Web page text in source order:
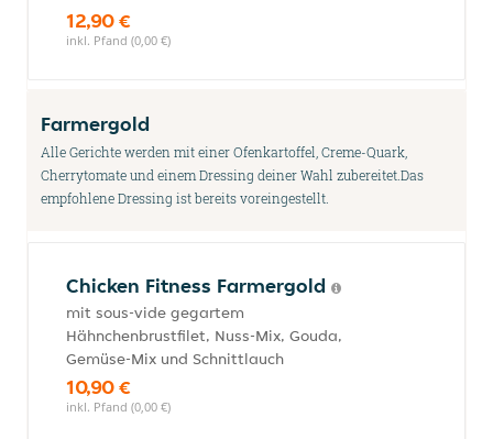
12,90 €
inkl. Pfand (0,00 €)
Farmergold
Alle Gerichte werden mit einer Ofenkartoffel, Creme-Quark,
Cherrytomate und einem Dressing deiner Wahl zubereitet.Das
empfohlene Dressing ist bereits voreingestellt.
Chicken Fitness Farmergold
mit sous-vide gegartem
Hähnchenbrustfilet, Nuss-Mix, Gouda,
Gemüse-Mix und Schnittlauch
10,90 €
inkl. Pfand (0,00 €)